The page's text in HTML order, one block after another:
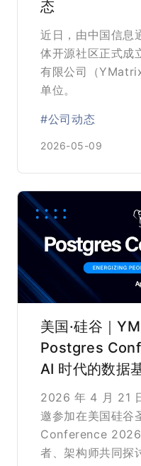
态
近日，由中国信息
体开源社区正式成
有限公司（
单位。
#公司动态
2026-05-09
美国·硅谷｜
Postgres
AI 时代的数据
2026 年 4 月 21
邀参加在美国硅
Conference 2026
者、架构师共同探